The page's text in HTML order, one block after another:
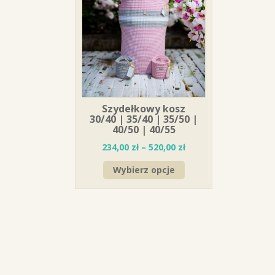
Szydełkowy kosz
30/40 | 35/40 | 35/50 |
40/50 | 40/55
234,00 zł–520,00 zł
Wybierz opcje